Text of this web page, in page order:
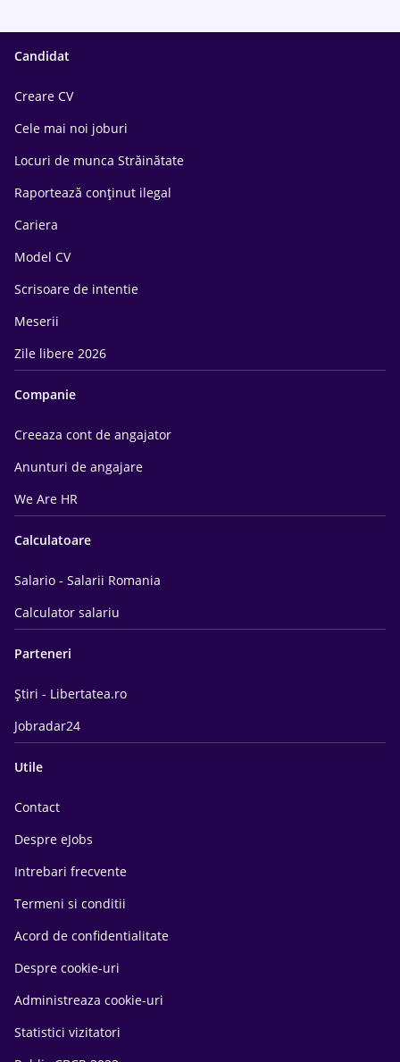
Candidat
Creare CV
Cele mai noi joburi
Locuri de munca Străinătate
Raportează conținut ilegal
Cariera
Model CV
Scrisoare de intentie
Meserii
Zile libere 2026
Companie
Creeaza cont de angajator
Anunturi de angajare
We Are HR
Calculatoare
Salario - Salarii Romania
Calculator salariu
Parteneri
Știri - Libertatea.ro
Jobradar24
Utile
Contact
Despre eJobs
Intrebari frecvente
Termeni si conditii
Acord de confidentialitate
Despre cookie-uri
Administreaza cookie-uri
Statistici vizitatori